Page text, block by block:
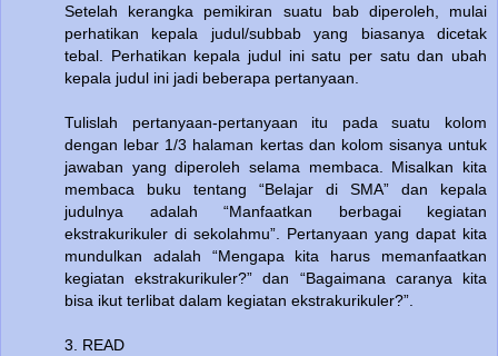
Setelah kerangka pemikiran suatu bab diperoleh, mulai
perhatikan kepala judul/subbab yang biasanya dicetak
tebal. Perhatikan kepala judul ini satu per satu dan ubah
kepala judul ini jadi beberapa pertanyaan.
Tulislah pertanyaan-pertanyaan itu pada suatu kolom
dengan lebar 1/3 halaman kertas dan kolom sisanya untuk
jawaban yang diperoleh selama membaca. Misalkan kita
membaca buku tentang “Belajar di SMA” dan kepala
judulnya adalah “Manfaatkan berbagai kegiatan
ekstrakurikuler di sekolahmu”. Pertanyaan yang dapat kita
mundulkan adalah “Mengapa kita harus memanfaatkan
kegiatan ekstrakurikuler?” dan “Bagaimana caranya kita
bisa ikut terlibat dalam kegiatan ekstrakurikuler?”.
3. READ